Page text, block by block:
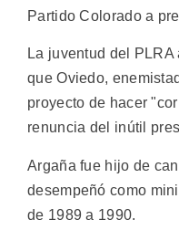
Partido Colorado a
La juventud del
que Oviedo,
proyecto de hacer
renuncia del inútil
Argaña fue hijo de
desempeñó como
de 1989 a 1990.